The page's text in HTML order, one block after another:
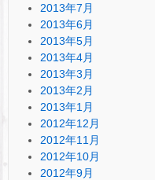
2013年7月
2013年6月
2013年5月
2013年4月
2013年3月
2013年2月
2013年1月
2012年12月
2012年11月
2012年10月
2012年9月